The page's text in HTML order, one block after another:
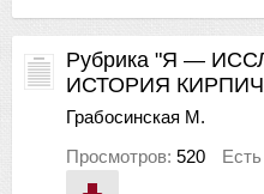
Рубрика "Я —
ИСТОРИЯ
Грабосинская М.
Просмотров: 520 Есть